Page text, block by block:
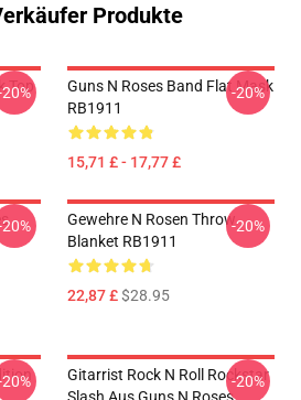
Produkte
Top
Guns N Roses Band Flat Mask
RB1911
15,71 £ - 17,77 £
-20%
Gewehre N Rosen Throw
Blanket RB1911
22,87 £$28.95
-20%
Gitarrist Rock N Roll Rockstar
-20%